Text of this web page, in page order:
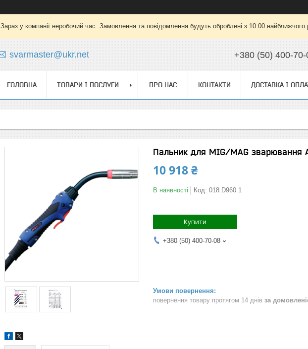
Зараз у компанії неробочий час. Замовлення та повідомлення будуть оброблені з 10:00
svarmaster@ukr.net +380 (50) 400-70-
ГОЛОВНА ТОВАРИ І ПОСЛУГИ ПРО НАС КОНТАКТИ ДОСТАВКА І
Пальник для MIG/MAG зварювання
10 918 ₴
В наявності Код: 018.D960.1
Купити
+380 (50) 400-70-08
повернення товару протягом 14 днів за